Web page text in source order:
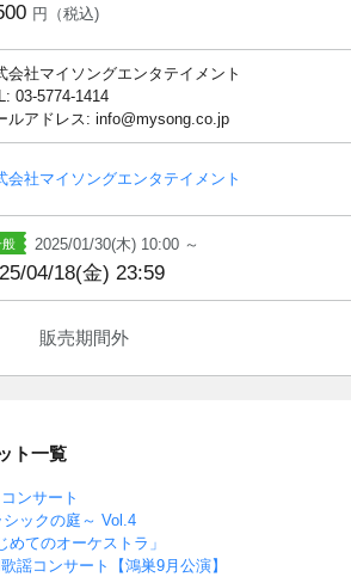
円（税込)
会社マイソングエンタテイメント
03-5774-1414
ルアドレス: info@mysong.co.jp
会社マイソングエンタテイメント
2025/01/30(木) 10:00 ～
04/18(金) 23:59
販売期間外
ト一覧
ンサート
ックの庭～ Vol.4
てのオーケストラ」
謡コンサート【鴻巣9月公演】